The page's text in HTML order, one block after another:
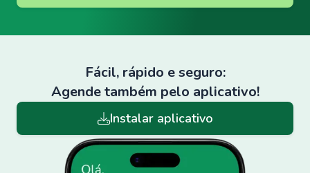
Fácil, rápido e seguro:
Agende também pelo aplicativo!
Instalar aplicativo